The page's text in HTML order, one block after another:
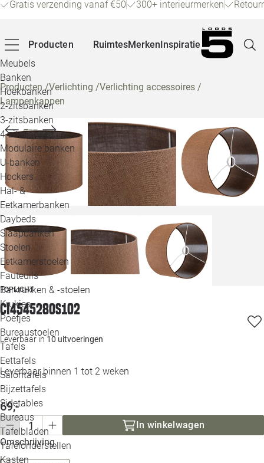
Gratis verzending vanaf €50 300+ interieurmerken
Producten
Meubels
Banken
Hoekbanken
2-zitsbanken
3-zitsbanken
4-zitsbanken
Modulaire banken
U-banken
Hockers
Hal- &
Eetkamerbanken
Daybeds
Slaapbanken
Stoelen
Eetkamerstoelen
Fauteuils
Barkrukken & -stoelen
Krukjes
Poefjes
Bureaustoelen
Tafels
Eettafels
Salontafels
Bijzettafels
Sidetables
Bureaus
Tafelbladen
Tafelonderstellen
Kasten
RuimtesMerkenInspiratie
Alle
Producten/Verlichting /Verlichting accessoires /
Lampenkappen
TOPLICHT
CI454528OS102
Leverbaar in 10 uitvoeringen
Leverbaar binnen 1 tot 2 weken
69,-
In winkelwagen
Omschrijving